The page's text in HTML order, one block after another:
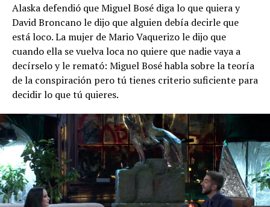
Alaska defendió que Miguel Bosé diga lo que quiera y
David Broncano le dijo que alguien debía decirle que
está loco. La mujer de Mario Vaquerizo le dijo que
cuando ella se vuelva loca no quiere que nadie vaya a
decírselo y le remató: Miguel Bosé habla sobre la teoría
de la conspiración pero tú tienes criterio suficiente para
decidir lo que tú quieres.